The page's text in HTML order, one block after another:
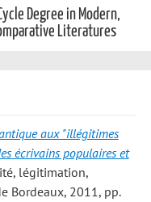
Degree in Modern,
Literatures
aux "illégitimes
écrivains populaires et
légitimation,
Bordeaux, 2011, pp.